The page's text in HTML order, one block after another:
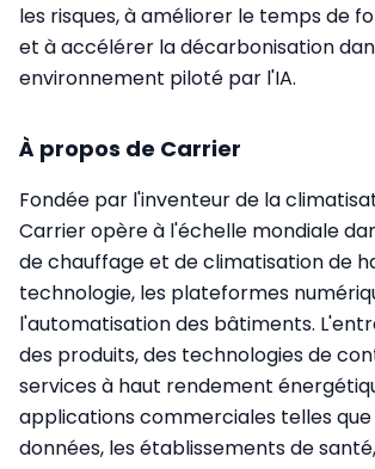
les risques, à améliorer le temps de
et à accélérer la décarbonisation
environnement piloté par l'IA.
À propos de Carrier
Fondée par l'inventeur de la
Carrier opère à l'échelle mondiale
de chauffage et de climatisation de
technologie, les plateformes
l'automatisation des bâtiments.
des produits, des technologies de
services à haut rendement
applications commerciales telles
données, les établissements de